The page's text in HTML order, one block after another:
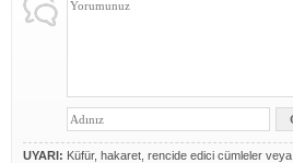
UYARI: Küfür, hakaret, rencide edici cümleler veya